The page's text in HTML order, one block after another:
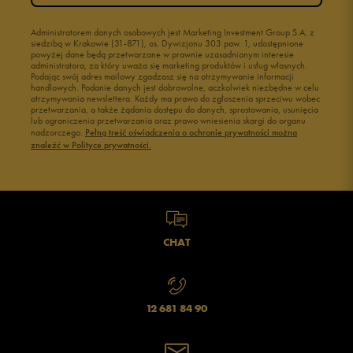
Administratorem danych osobowych jest Marketing Investment Group S.A. z
siedzibą w Krakowie (31-871), os. Dywizjonu 303 paw. 1, udostępnione
powyżej dane będą przetwarzane w prawnie uzasadnionym interesie
administratora, za który uważa się marketing produktów i usług własnych.
Podając swój adres mailowy zgadzasz się na otrzymywanie informacji
handlowych. Podanie danych jest dobrowolne, aczkolwiek niezbędne w celu
otrzymywania newslettera. Każdy ma prawo do zgłoszenia sprzeciwu wobec
przetwarzania, a także żądania dostępu do danych, sprostowania, usunięcia
lub ograniczenia przetwarzania oraz prawo wniesienia skargi do organu
nadzorczego. Pełną treść oświadczenia o ochronie prywatności można
znaleźć w Polityce prywatności.
CHAT
12 681 84 90